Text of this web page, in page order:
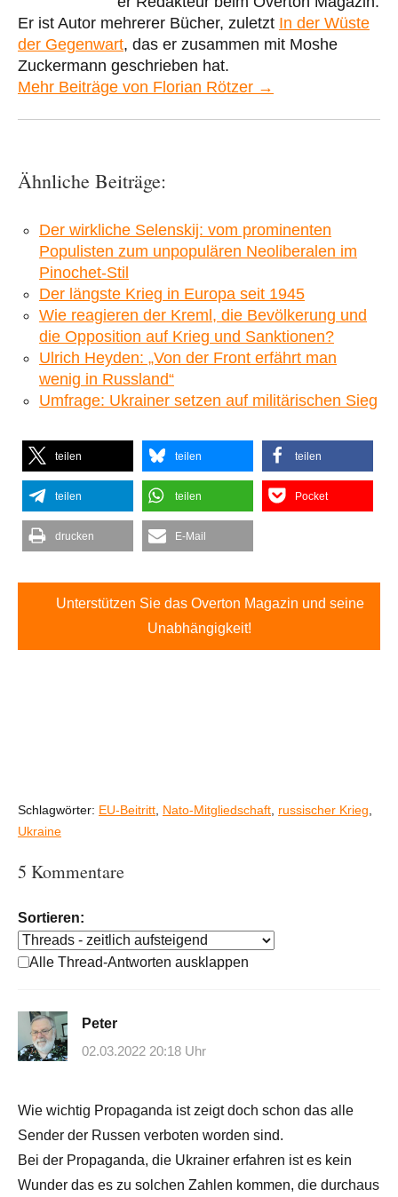
Er ist Autor mehrerer Bücher, zuletzt In der Wüste
der Gegenwart, das er zusammen mit Moshe
Zuckermann geschrieben hat.
Mehr Beiträge von Florian Rötzer →
Ähnliche Beiträge:
Der wirkliche Selenskij: vom prominenten
Populisten zum unpopulären Neoliberalen im
Pinochet-Stil
Der längste Krieg in Europa seit 1945
Wie reagieren der Kreml, die Bevölkerung und
die Opposition auf Krieg und Sanktionen?
Ulrich Heyden: „Von der Front erfährt man
wenig in Russland“
Umfrage: Ukrainer setzen auf militärischen Sieg
teilen teilen teilen
teilen teilen Pocket
drucken E-Mail
Unterstützen Sie das Overton Magazin und seine
Unabhängigkeit!
Schlagwörter: EU-Beitritt Nato-Mitgliedschaft russischer Krieg
Ukraine
5 Kommentare
Sortieren:
Alle Thread-Antworten ausklappen
Peter
02.03.2022 20:18 Uhr
Wie wichtig Propaganda ist zeigt doch schon das alle
Sender der Russen verboten worden sind.
Bei der Propaganda, die Ukrainer erfahren ist es kein
Wunder das es zu solchen Zahlen kommen, die durchaus